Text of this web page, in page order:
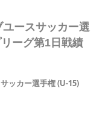
ースサッカー選
ーグ第1日戦績
ッカー選手権 (U-15)